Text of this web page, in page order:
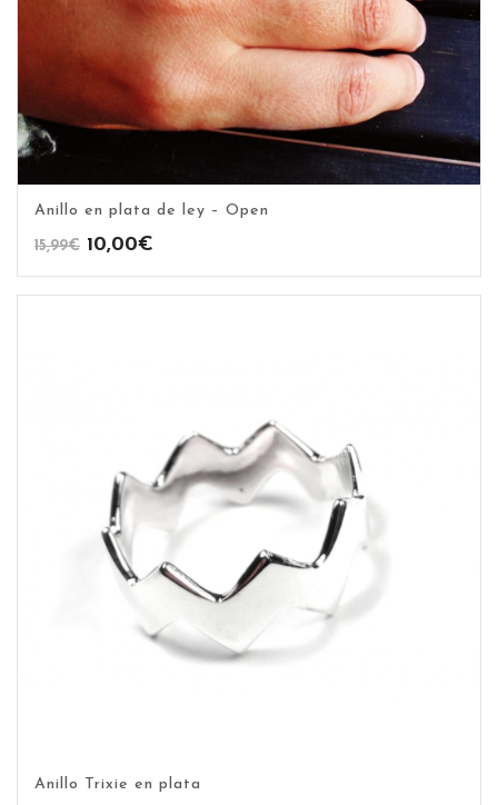
Anillo en plata de ley – Open
15,99€ El
original
10,00€
actual
Anillo Trixie en plata